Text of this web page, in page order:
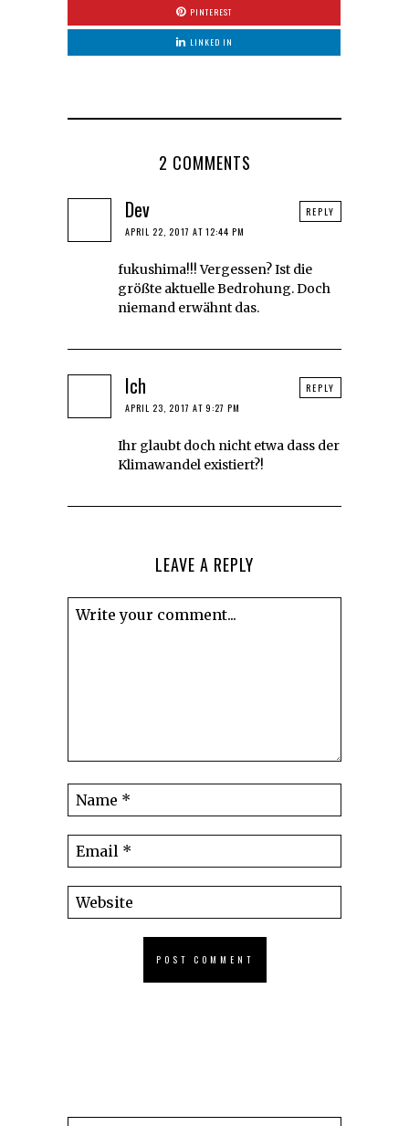
PINTEREST
LINKED IN
2 COMMENTS
Dev
APRIL 22, 2017 AT 12:44 PM
fukushima!!! Vergessen? Ist die
größte aktuelle Bedrohung. Doch
niemand erwähnt das.
REPLY
Ich
APRIL 23, 2017 AT 9:27 PM
Ihr glaubt doch nicht etwa dass der
Klimawandel existiert?!
REPLY
LEAVE A REPLY